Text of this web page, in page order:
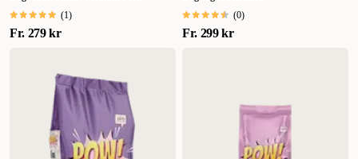
(1)
Fr. 279 kr
(0)
Fr. 299 kr